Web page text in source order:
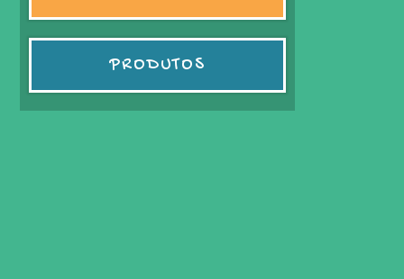
PRODUTOS